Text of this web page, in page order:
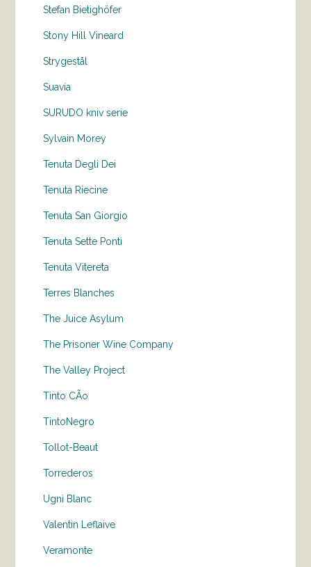
Stefan Bietighöfer
Stony Hill Vineard
Strygestål
Suavia
SURUDO kniv serie
Sylvain Morey
Tenuta Degli Dei
Tenuta Riecine
Tenuta San Giorgio
Tenuta Sette Ponti
Tenuta Vitereta
Terres Blanches
The Juice Asylum
The Prisoner Wine Company
The Valley Project
Tinto CÃo
TintoNegro
Tollot-Beaut
Torrederos
Ugni Blanc
Valentin Leflaive
Veramonte